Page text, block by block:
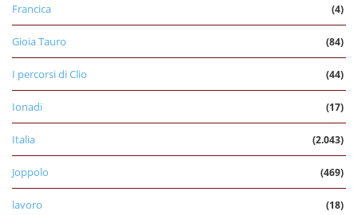
Francica (4)
Gioia Tauro (84)
I percorsi di Clio (44)
Ionadi (17)
Italia (2.043)
Joppolo (469)
lavoro (18)